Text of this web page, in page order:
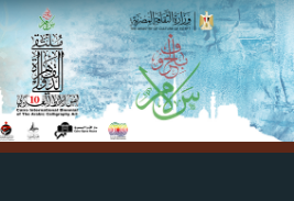
Skip to main content